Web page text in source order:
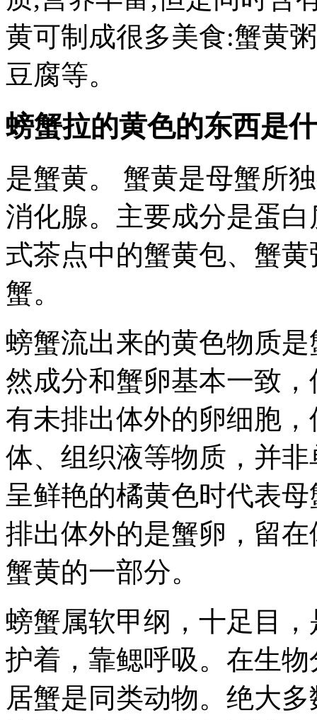
黄可制成很多美食:蟹黄
豆腐等。
螃蟹拉的黄色的东西是
是蟹黄。 蟹黄是母蟹所
消化腺。主要成分是蛋
式茶点中的蟹黄包、蟹
蟹。
螃蟹流出来的黄色物质
然成分和蟹卵基本一致
有未排出体外的卵细胞
体、组织液等物质，并
呈鲜艳的橘黄色时代表
排出体外的是蟹卵，留
蟹黄的一部分。
螃蟹属软甲纲，十足目
护着，靠鳃呼吸。在生
居蟹是同类动物。绝大